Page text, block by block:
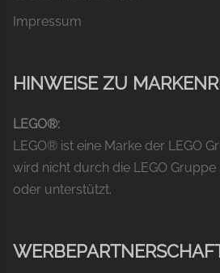
Impressum
HINWEISE ZU
LEGO®:
LEGO® ist eine Marke der LEGO
wird nicht durch die LEGO
oder unterstützt.